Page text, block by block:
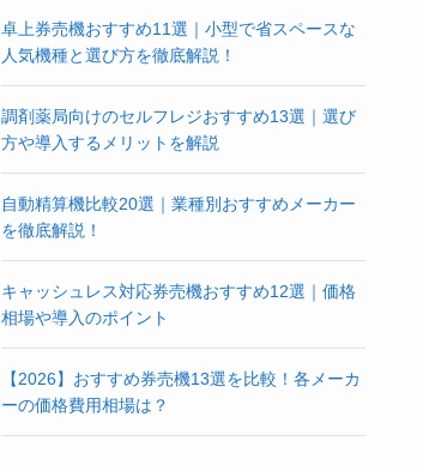
卓上券売機おすすめ11選｜小型で省スペースな
人気機種と選び方を徹底解説！
調剤薬局向けのセルフレジおすすめ13選｜選び
方や導入するメリットを解説
自動精算機比較20選｜業種別おすすめメーカー
を徹底解説！
キャッシュレス対応券売機おすすめ12選｜価格
相場や導入のポイント
【2026】おすすめ券売機13選を比較！各メーカ
ーの価格費用相場は？